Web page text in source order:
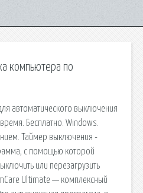
компьютера по
автоматического выключения
Бесплатно. Windows.
Таймер выключения -
с помощью которой
или перезагрузить
Ultimate — комплексный